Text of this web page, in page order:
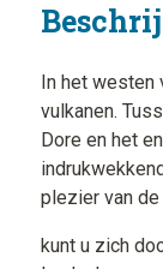
In het westen
vulkanen.
Dore en het
plezier van
kunt u zich